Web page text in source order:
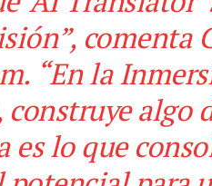
comenta
“En la
construye algo
es lo que